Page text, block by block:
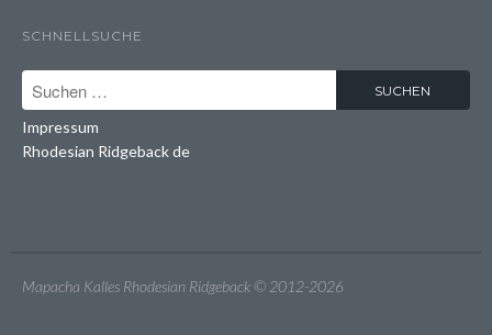
SCHNELLSUCHE
Impressum
Rhodesian Ridgeback de
Mapacha Kalles Rhodesian Ridgeback © 2012-2026